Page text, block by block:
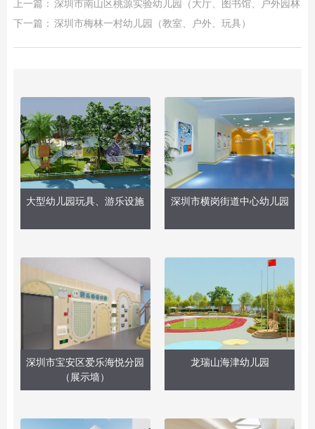
上一篇： 深圳市南山区桃源实验幼儿园（大厅、图书馆、户外园林）
下一篇： 深圳市梅林一村幼儿园（教室、户外、玩具）
大型幼儿园玩具、游乐设施 深圳市横岗街道中心幼儿园
深圳市宝安区爱乐海悦分园
（展示墙）
龙瑞山海津幼儿园